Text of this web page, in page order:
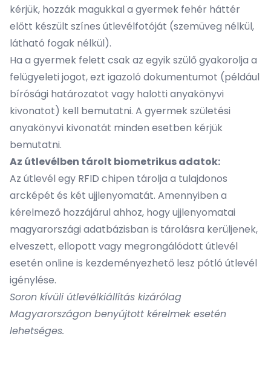
kérjük, hozzák magukkal a gyermek fehér háttér
előtt készült színes útlevélfotóját (szemüveg nélkül,
látható fogak nélkül).
Ha a gyermek felett csak az egyik szülő gyakorolja a
felügyeleti jogot, ezt igazoló dokumentumot (például
bírósági határozatot vagy halotti anyakönyvi
kivonatot) kell bemutatni. A gyermek születési
anyakönyvi kivonatát minden esetben kérjük
bemutatni.
Az útlevélben tárolt biometrikus adatok:
Az útlevél egy RFID chipen tárolja a tulajdonos
arcképét és két ujjlenyomatát. Amennyiben a
kérelmező hozzájárul ahhoz, hogy ujjlenyomatai
magyarországi adatbázisban is tárolásra kerüljenek,
elveszett, ellopott vagy megrongálódott útlevél
esetén online is kezdeményezhető lesz pótló útlevél
igénylése.
Soron kívüli útlevélkiállítás kizárólag
Magyarországon benyújtott kérelmek esetén
lehetséges.